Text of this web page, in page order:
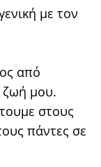
με τον
από
ζωή μου.
στους
πάντες σε